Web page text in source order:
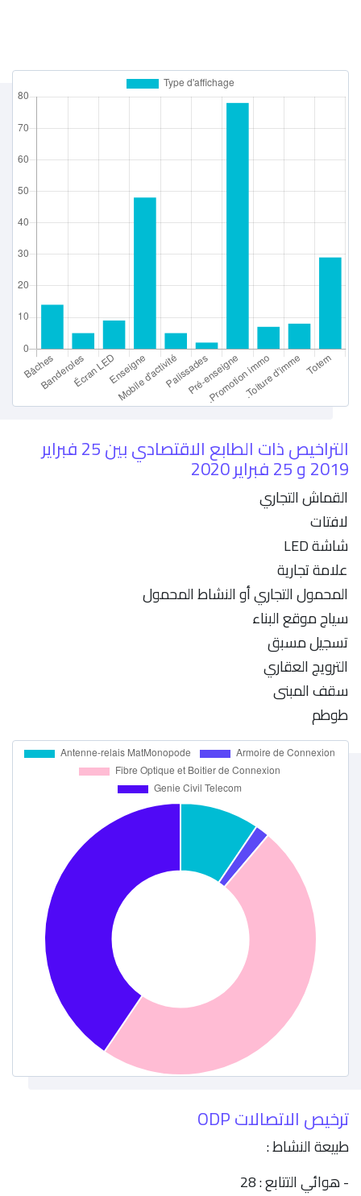
التراخيص ذات الطابع الاقتصادي بين 25 فبراير
2019 و 25 فبراير 2020
القماش التجاري
لافتات
شاشة LED
علامة تجارية
المحمول التجاري أو النشاط المحمول
سياج موقع البناء
تسجيل مسبق
الترويج العقاري
سقف المبنى
طوطم
ترخيص الاتصالات ODP
طبيعة النشاط :
- هوائي التتابع : 28